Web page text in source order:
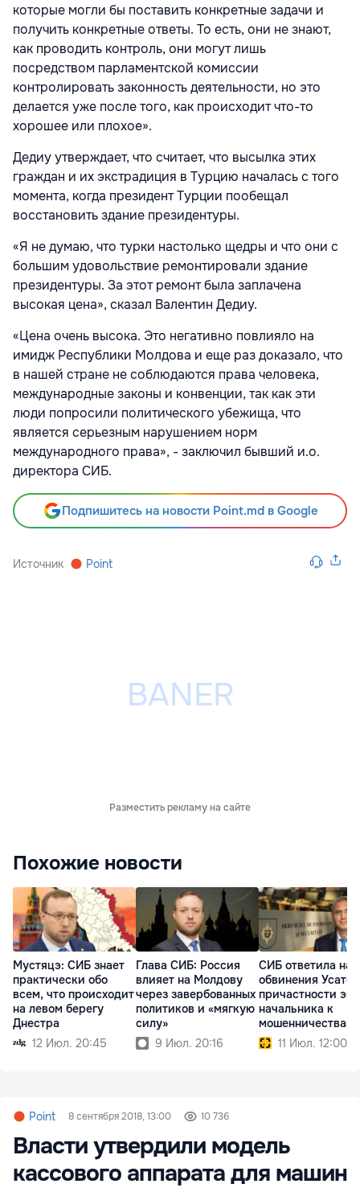
которые могли бы поставить конкретные задачи и
получить конкретные ответы. То есть, они не знают,
как проводить контроль, они могут лишь
посредством парламентской комиссии
контролировать законность деятельности, но это
делается уже после того, как происходит что-то
хорошее или плохое».
Дедиу утверждает, что считает, что высылка этих
граждан и их экстрадиция в Турцию началась с того
момента, когда президент Турции пообещал
восстановить здание президентуры.
«Я не думаю, что турки настолько щедры и что они с
большим удовольствие ремонтировали здание
президентуры. За этот ремонт была заплачена
высокая цена», сказал Валентин Дедиу.
«Цена очень высока. Это негативно повлияло на
имидж Республики Молдова и еще раз доказало, что
в нашей стране не соблюдаются права человека,
международные законы и конвенции, так как эти
люди попросили политического убежища, что
является серьезным нарушением норм
международного права», - заключил бывший и.о.
директора СИБ.
Подпишитесь на новости Point.md в Google
Источник Point
Разместить рекламу на сайте
Похожие новости
Мустяцэ: СИБ знает
практически обо
всем, что происходит
на левом берегу
Днестра
12 Июл. 20:45
Глава СИБ: Россия
влияет на Молдову
через завербованных
политиков и «мягкую
силу»
9 Июл. 20:16
СИБ ответила на
обвинения
причастности
начальника к
мошенничествам
11 Июл. 12:00
Point 8 сентября 2018, 13:00 10 736
Власти утвердили модель
кассового аппарата для машин